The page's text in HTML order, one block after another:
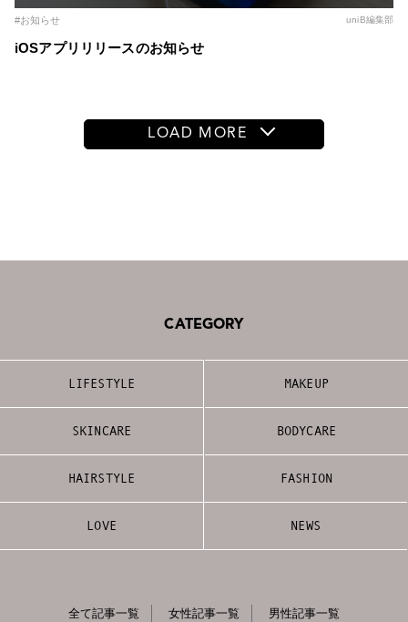
#お知らせ uniB編集部
iOSアプリリリースのお知らせ
LOAD MORE
CATEGORY
LIFESTYLE MAKEUP
SKINCARE BODYCARE
HAIRSTYLE FASHION
LOVE NEWS
全て記事一覧 女性記事一覧 男性記事一覧